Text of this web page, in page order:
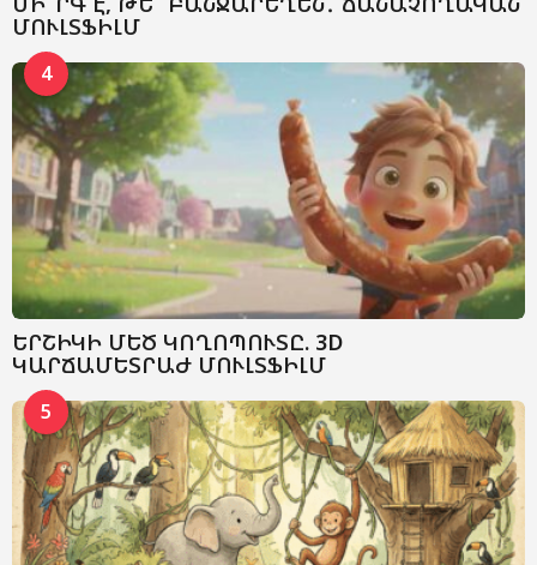
ՄՈՒԼՏՖԻԼՄ
4
ԵՐՇԻԿԻ ՄԵԾ ԿՈՂՈՊՈՒՏԸ. 3D
ԿԱՐՃԱՄԵՏՐԱԺ ՄՈՒԼՏՖԻԼՄ
5